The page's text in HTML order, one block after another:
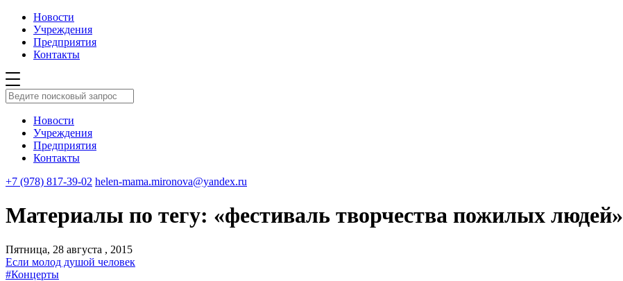
Новости
Учреждения
Предприятия
Контакты
Новости
Учреждения
Предприятия
Контакты
+7 (978) 817-39-02 helen-mama.mironova@yandex.ru
Материалы по тегу: «фестиваль творчества пожилых людей»
Пятница, 28 августа , 2015
Если молод душой человек
#Концерты